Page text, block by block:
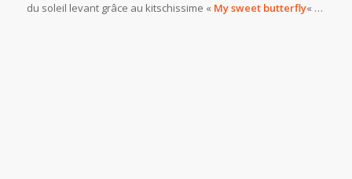
du soleil levant grâce au kitschissime « My sweet butterfly« …